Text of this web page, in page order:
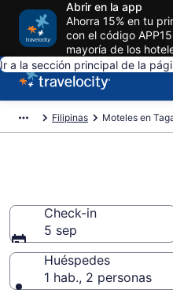
Abrir en la app
Ahorra 15% en tu
con el código
mayoría de los
Ir a la sección principal de la
Filipinas Moteles en
Check-in
5 sep
Huéspedes
1 hab., 2 personas